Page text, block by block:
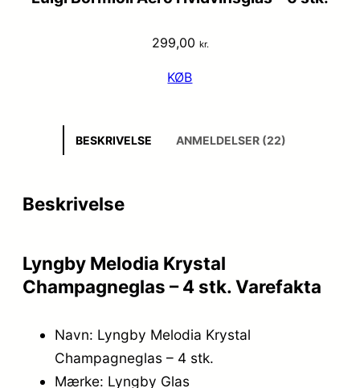
299,00 kr.
KØB
BESKRIVELSE ANMELDELSER (22)
Beskrivelse
Lyngby Melodia Krystal
Champagneglas – 4 stk. Varefakta
Navn: Lyngby Melodia Krystal
Champagneglas – 4 stk.
Mærke: Lyngby Glas